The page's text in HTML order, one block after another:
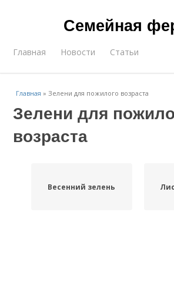
Семейная
Главная Новости Статьи
Главная »Зелени для пожилого возраста
Зелени для
возраста
Весенний зелень